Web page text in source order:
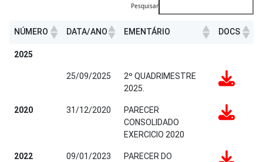
Pesquisar
NÚMERO DATA/ANO EMENTÁRIO
DOCS
NÚMERO
2025
25/09/2025
2º QUADRIMESTRE
2025.
2020 31/12/2020
PARECER
CONSOLIDADO
EXERCICIO 2020
2022 09/01/2023
PARECER DO